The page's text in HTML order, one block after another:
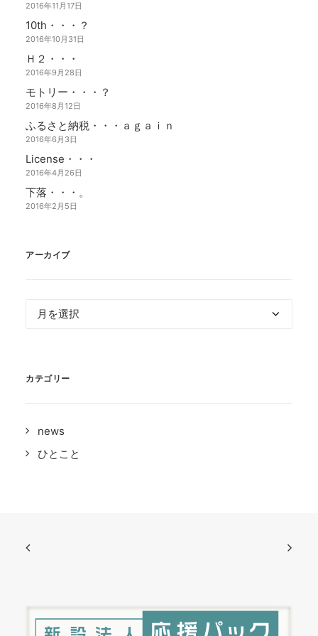
2016年11月17日
10th・・・？
2016年10月31日
Ｈ２・・・
2016年9月28日
モトリー・・・？
2016年8月12日
ふるさと納税・・・ａｇａｉｎ
2016年6月3日
License・・・
2016年4月26日
下落・・・。
2016年2月5日
アーカイブ
ブ
カテゴリー
news
ひとこと